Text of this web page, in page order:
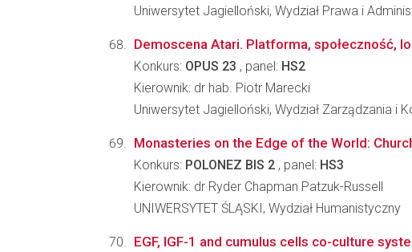
Uniwersytet Jagielloński, Wydział Prawa i
Demoscena Atari. Platforma, społeczność,
Konkurs: OPUS 23 , panel: HS2
Kierownik: dr hab. Piotr Marecki
Uniwersytet Jagielloński, Wydział Zarządzania i
Monasteries on the Edge of the World:
Konkurs: POLONEZ BIS 2 , panel: HS3
Kierownik: dr Ryder Chapman Patzuk-Russell
UNIWERSYTET ŚLĄSKI, Wydział Humanistyczny
EGF, IGF-1 and cumulus cells co-culture